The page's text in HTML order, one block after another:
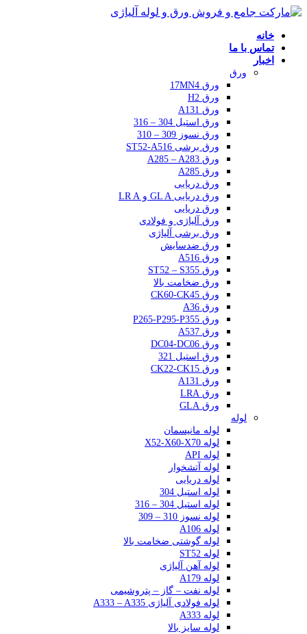
خانه
تماس با ما
اخبار
ورق
ورق 17MN4
ورق H2
ورق A131
ورق استیل 304 – 316
ورق نسوز 309 – 310
ورق برشی ST52-A516
ورق A285 – A283
ورق A285
ورق دریایی
ورق دریایی GL A و LR A
ورق دریایی
ورق آلیاژی و فولادی
ورق برشی آلیاژی
ورق ضدسایش
ورق A516
ورق ST52 – S355
ورق ضخامت بالا
ورق CK60-CK45
ورق A36
ورق P265-P295-P355
ورق A537
ورق DC04-DC06
ورق استیل 321
ورق CK22-CK15
ورق A131
ورق LRA
ورق GLA
لوله
لوله مانیسمان
لوله X52-X60-X70
لوله API
لوله آتشخوار
لوله دریایی
لوله استیل 304
لوله استیل 304 – 316
لوله نسوز 310 – 309
لوله A106
لوله گوشتی ضخامت بالا
لوله ST52
لوله آهن آلیاژی
لوله A179
لوله نفت – گاز – پتروشیمی
لوله فولادی آلیاژی A333 – A335
لوله A333
لوله سایز بالا